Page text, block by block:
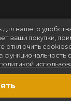
вашего
ваши покупки,
отключить cookies
политикой